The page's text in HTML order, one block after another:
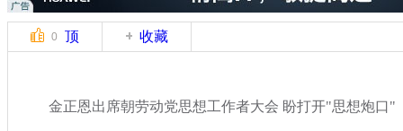
0 顶 收藏
金正恩出席朝劳动党思想工作者大会 盼打开"思想炮口"